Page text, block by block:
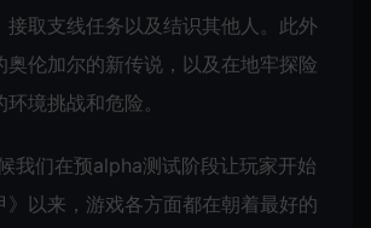
接取支线任务以及结识其他人。此外
奥伦加尔的新传说，以及在地牢探险
境挑战和危险。
我们在预alpha测试阶段让玩家开始
》以来，游戏各方面都在朝着最好的